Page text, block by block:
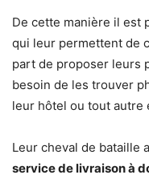
De cette manière il est
qui leur permettent de
part de proposer leurs
besoin de les trouver
leur hôtel ou tout autre
Leur cheval de bataille
service de livraison à